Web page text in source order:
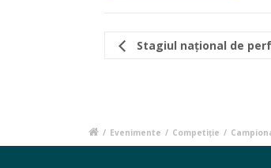
Stagiul național de
/ Evenimente / Competiție /